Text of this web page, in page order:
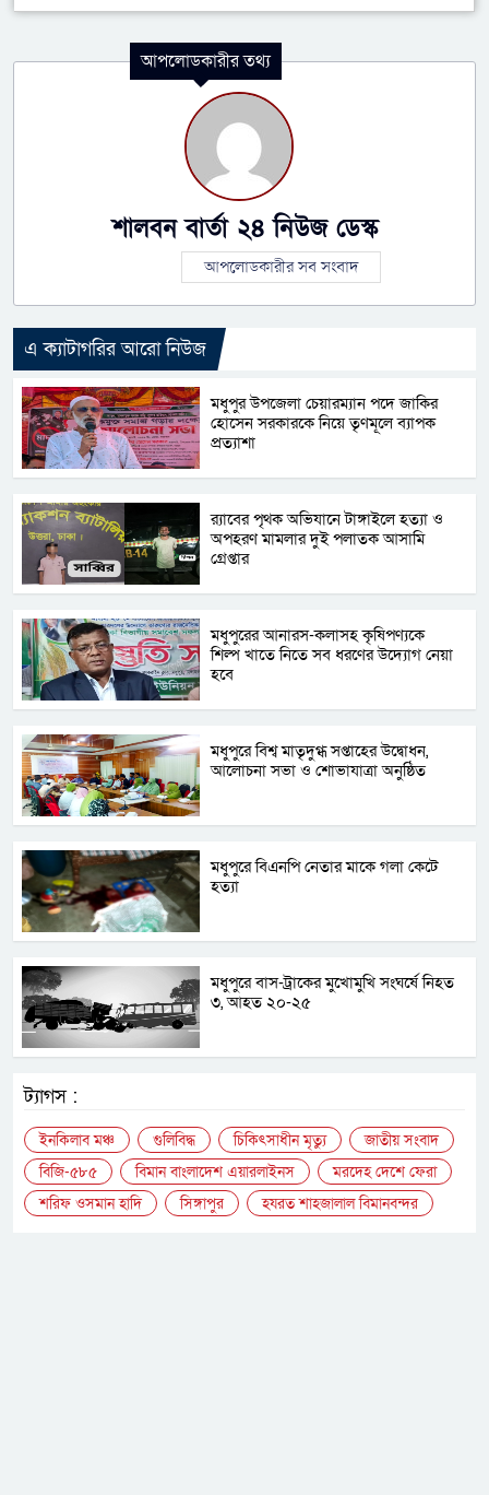
আপলোডকারীর তথ্য
শালবন বার্তা ২৪ নিউজ ডেস্ক
আপলোডকারীর সব সংবাদ
এ ক্যাটাগরির আরো নিউজ
মধুপুর উপজেলা চেয়ারম্যান পদে জাকির
হোসেন সরকারকে নিয়ে তৃণমূলে ব্যাপক
প্রত্যাশা
র‌্যাবের পৃথক অভিযানে টাঙ্গাইলে হত্যা ও
অপহরণ মামলার দুই পলাতক আসামি
গ্রেপ্তার
মধুপুরের আনারস-কলাসহ কৃষিপণ্যকে
শিল্প খাতে নিতে সব ধরণের উদ্যোগ নেয়া
হবে
মধুপুরে বিশ্ব মাতৃদুগ্ধ সপ্তাহের উদ্বোধন,
আলোচনা সভা ও শোভাযাত্রা অনুষ্ঠিত
মধুপুরে বিএনপি নেতার মাকে গলা কেটে
হত্যা
মধুপুরে বাস-ট্রাকের মুখোমুখি সংঘর্ষে নিহত
৩, আহত ২০-২৫
ট্যাগস :
ইনকিলাব মঞ্চ গুলিবিদ্ধ চিকিৎসাধীন মৃত্যু
জাতীয় সংবাদ
বিজি-৫৮৫
বিমান বাংলাদেশ এয়ারলাইনস
মরদেহ দেশে ফেরা
শরিফ ওসমান হাদি
সিঙ্গাপুর হযরত শাহজালাল বিমানবন্দর